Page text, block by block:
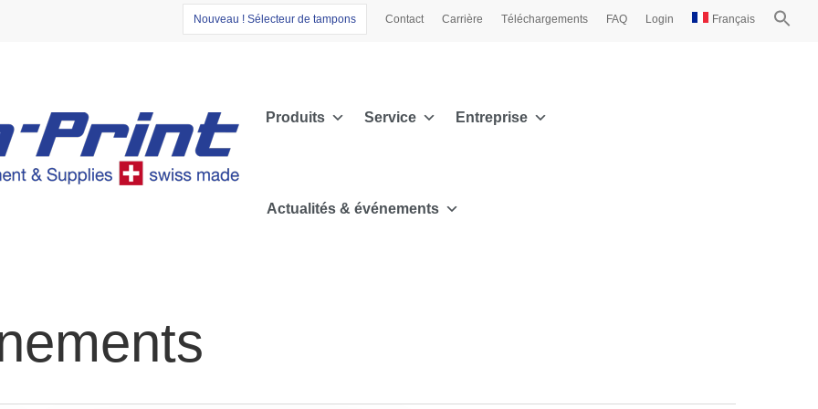
Nouveau ! Sé lecteur de tampons Contact Carrière Téléchargements FAQ Login Français
Produits Service Entreprise
Actualités & événements